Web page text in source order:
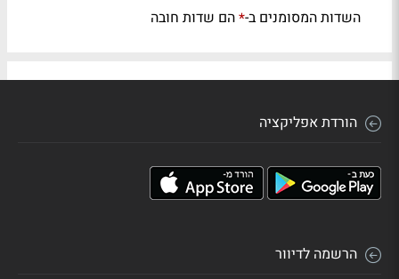
השדות המסומנים ב-*הם שדות חובה
הורדת אפליקציה
הרשמה לדיוור